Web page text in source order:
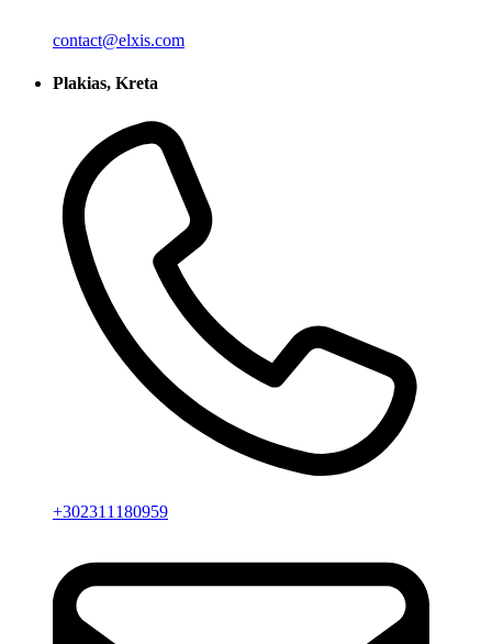
contact@elxis.com
Plakias, Kreta
+302311180959